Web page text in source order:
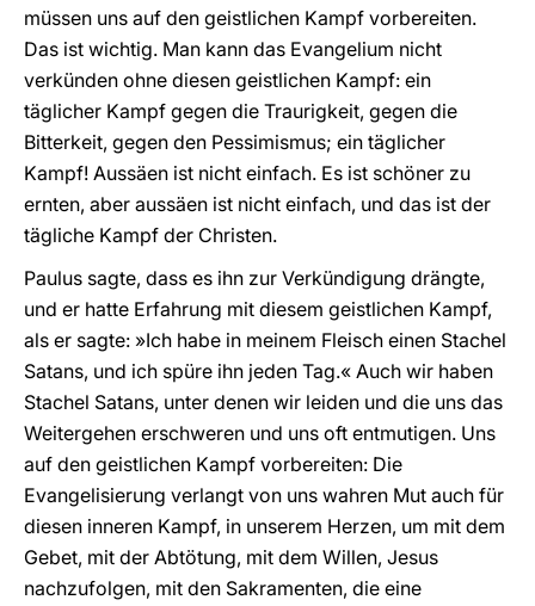
müssen uns auf den geistlichen Kampf vorbereiten.
Das ist wichtig. Man kann das Evangelium nicht
verkünden ohne diesen geistlichen Kampf: ein
täglicher Kampf gegen die Traurigkeit, gegen die
Bitterkeit, gegen den Pessimismus; ein täglicher
Kampf! Aussäen ist nicht einfach. Es ist schöner zu
ernten, aber aussäen ist nicht einfach, und das ist der
tägliche Kampf der Christen.
Paulus sagte, dass es ihn zur Verkündigung drängte,
und er hatte Erfahrung mit diesem geistlichen Kampf,
als er sagte: »Ich habe in meinem Fleisch einen Stachel
Satans, und ich spüre ihn jeden Tag.« Auch wir haben
Stachel Satans, unter denen wir leiden und die uns das
Weitergehen erschweren und uns oft entmutigen. Uns
auf den geistlichen Kampf vorbereiten: Die
Evangelisierung verlangt von uns wahren Mut auch für
diesen inneren Kampf, in unserem Herzen, um mit dem
Gebet, mit der Abtötung, mit dem Willen, Jesus
nachzufolgen, mit den Sakramenten, die eine